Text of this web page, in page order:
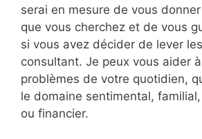
serai en mesure de vous
que vous cherchez et de vous
si vous avez décider de lever
consultant. Je peux vous aider
problèmes de votre quotidien,
le domaine sentimental,
ou financier.